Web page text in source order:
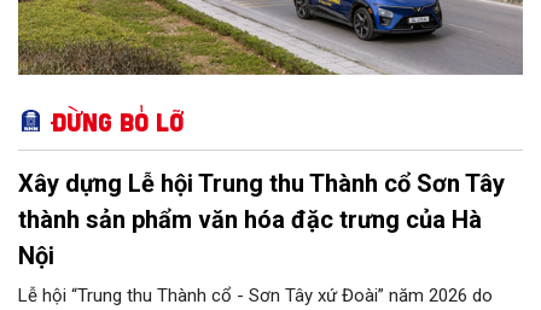
Đừng bỏ lỡ
Xây dựng Lễ hội Trung thu Thành cổ Sơn Tây
thành sản phẩm văn hóa đặc trưng của Hà
Nội
Lễ hội “Trung thu Thành cổ - Sơn Tây xứ Đoài” năm 2026 do